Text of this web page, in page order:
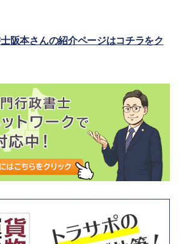
阪本さんの紹介ページはコチラをク